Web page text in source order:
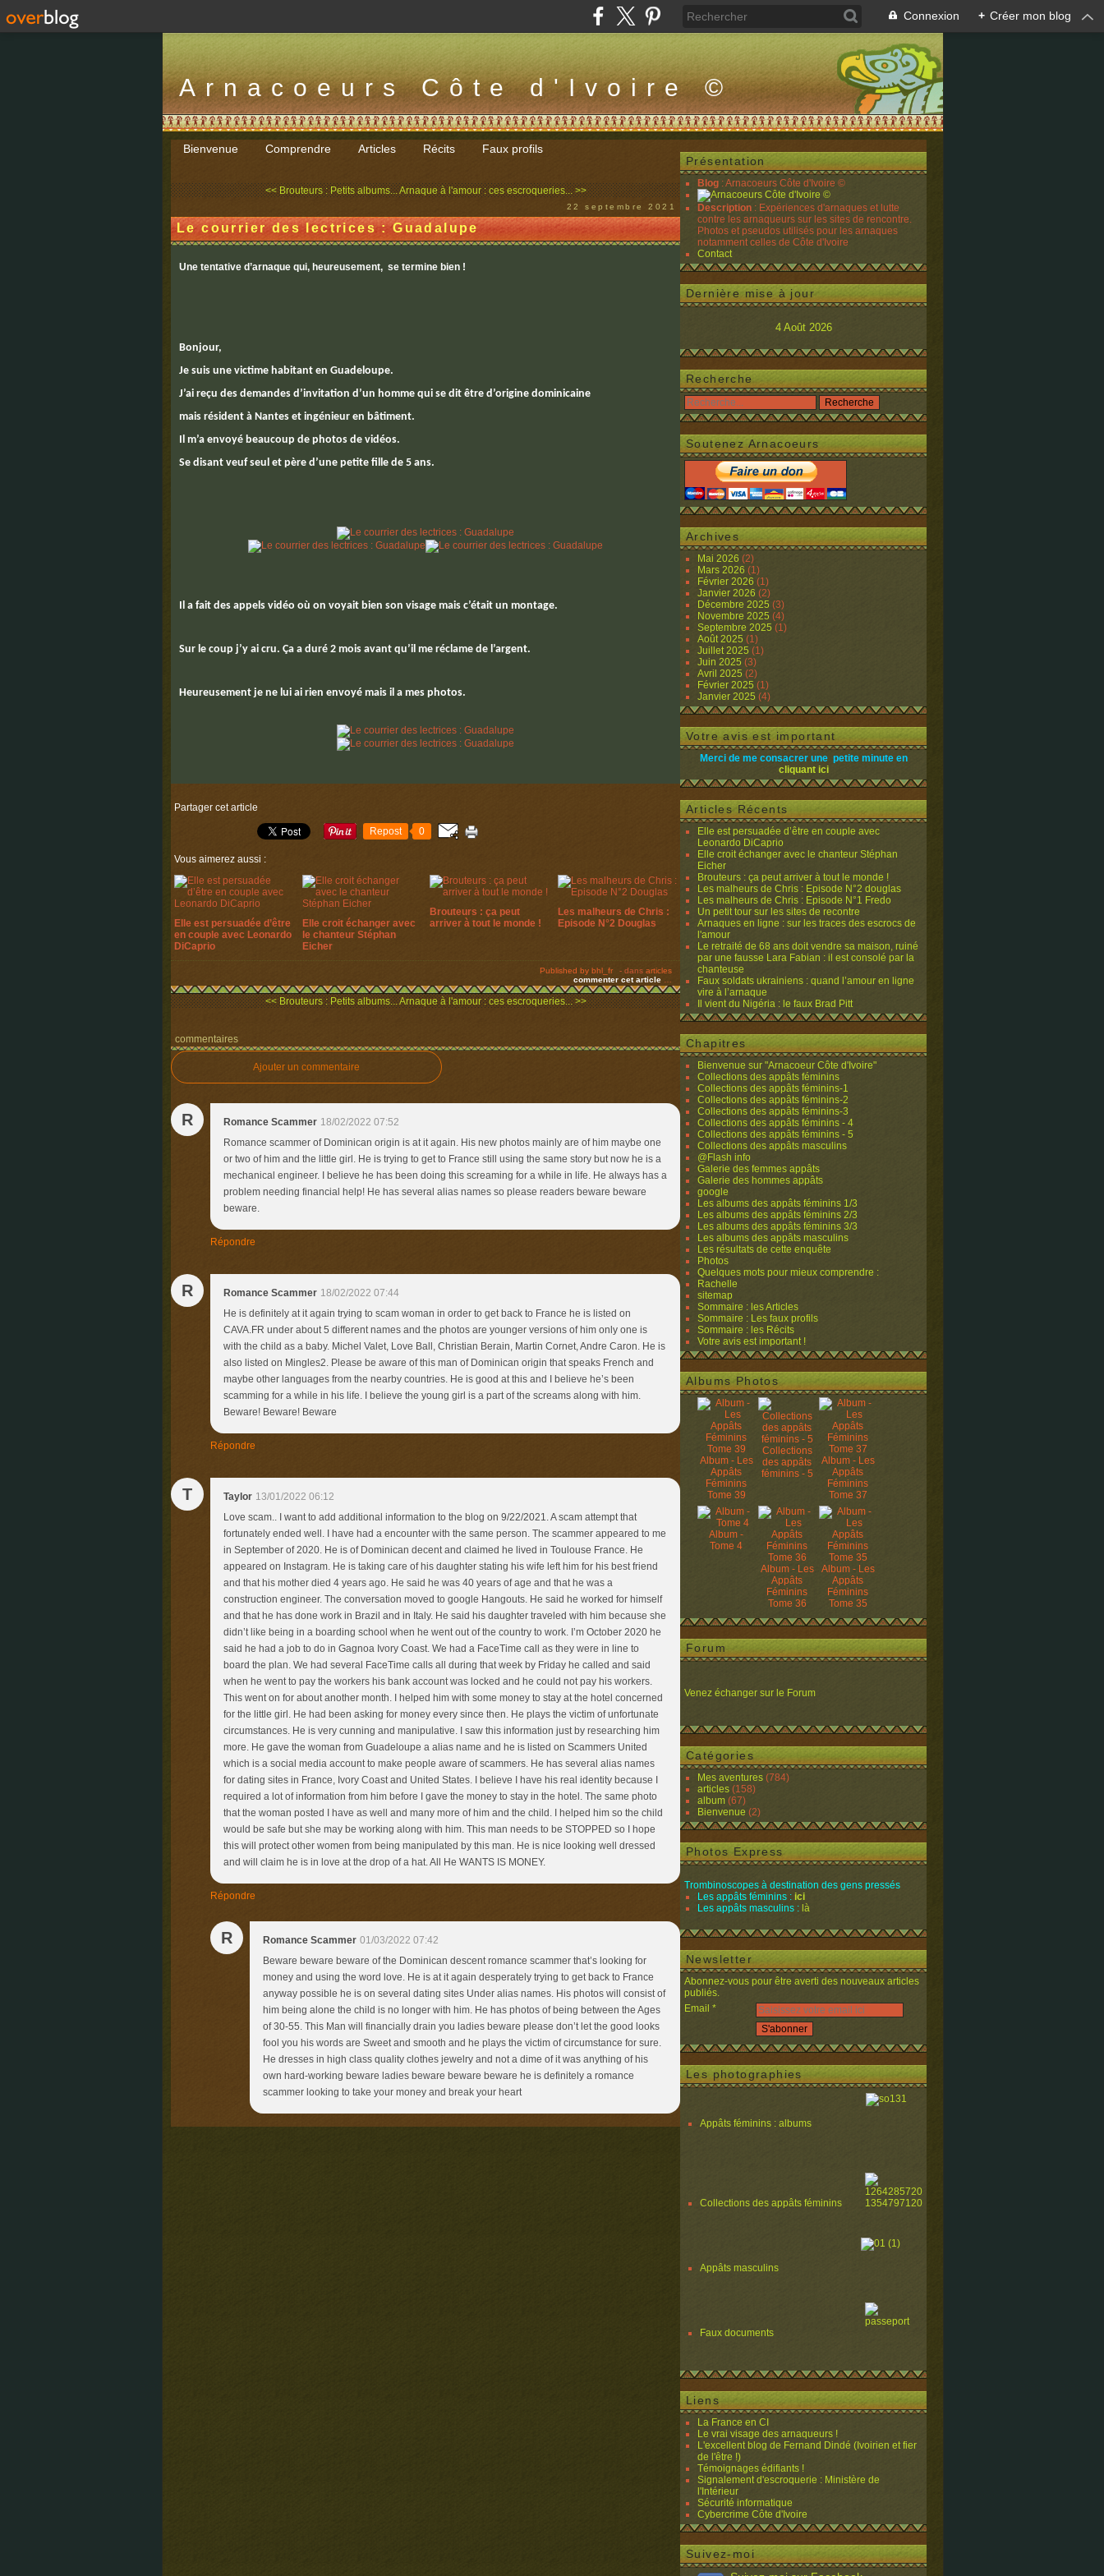
Connexion + Créer mon blog
Arnacoeurs Côte d'Ivoire ©
Bienvenue Comprendre Articles Récits Faux profils
<< Brouteurs : Petits albums...Arnaque à l'amour : ces escroqueries... >>
22 septembre 2021
Le courrier des lectrices : Guadalupe
Une tentative d’arnaque qui, heureusement, se termine bien !
Bonjour,
Je suis une victime habitant en Guadeloupe.
J’ai reçu des demandes d’invitation d’un homme qui se dit être d’origine dominicaine
mais résident à Nantes et ingénieur en bâtiment.
Il m’a envoyé beaucoup de photos de vidéos.
Se disant veuf seul et père d’une petite fille de 5 ans.
Il a fait des appels vidéo où on voyait bien son visage mais c’était un montage.
Sur le coup j’y ai cru. Ça a duré 2 mois avant qu’il me réclame de l’argent.
Heureusement je ne lui ai rien envoyé mais il a mes photos.
Partager cet article
Repost 0
Vous aimerez aussi :
Elle est persuadée d’être
en couple avec Leonardo
DiCaprio
Elle croit échanger avec
le chanteur Stéphan
Eicher
Brouteurs : ça peut
arriver à tout le monde !
Les malheurs de Chris :
Episode N°2 Douglas
Published by bhl_fr - dans articles
commenter cet article
<< Brouteurs : Petits albums...Arnaque à l'amour : ces escroqueries... >>
commentaires
Ajouter un commentaire
R Romance Scammer 18/02/2022 07:52
Romance scammer of Dominican origin is at it again. His new photos mainly are of him maybe one
or two of him and the little girl. He is trying to get to France still using the same story but now he is a
mechanical engineer. I believe he has been doing this screaming for a while in life. He always has a
problem needing financial help! He has several alias names so please readers beware beware
beware.
Répondre
R Romance Scammer 18/02/2022 07:44
He is definitely at it again trying to scam woman in order to get back to France he is listed on
CAVA.FR under about 5 different names and the photos are younger versions of him only one is
with the child as a baby. Michel Valet, Love Ball, Christian Berain, Martin Cornet, Andre Caron. He is
also listed on Mingles2. Please be aware of this man of Dominican origin that speaks French and
maybe other languages from the nearby countries. He is good at this and I believe he’s been
scamming for a while in his life. I believe the young girl is a part of the screams along with him.
Beware! Beware! Beware
Répondre
T Taylor 13/01/2022 06:12
Love scam.. I want to add additional information to the blog on 9/22/2021. A scam attempt that
fortunately ended well. I have had a encounter with the same person. The scammer appeared to me
in September of 2020. He is of Dominican decent and claimed he lived in Toulouse France. He
appeared on Instagram. He is taking care of his daughter stating his wife left him for his best friend
and that his mother died 4 years ago. He said he was 40 years of age and that he was a
construction engineer. The conversation moved to google Hangouts. He said he worked for himself
and that he has done work in Brazil and in Italy. He said his daughter traveled with him because she
didn’t like being in a boarding school when he went out of the country to work. I’m October 2020 he
said he had a job to do in Gagnoa Ivory Coast. We had a FaceTime call as they were in line to
board the plan. We had several FaceTime calls all during that week by Friday he called and said
when he went to pay the workers his bank account was locked and he could not pay his workers.
This went on for about another month. I helped him with some money to stay at the hotel concerned
for the little girl. He had been asking for money every since then. He plays the victim of unfortunate
circumstances. He is very cunning and manipulative. I saw this information just by researching him
more. He gave the woman from Guadeloupe a alias name and he is listed on Scammers United
which is a social media account to make people aware of scammers. He has several alias names
for dating sites in France, Ivory Coast and United States. I believe I have his real identity because I
required a lot of information from him before I gave the money to stay in the hotel. The same photo
that the woman posted I have as well and many more of him and the child. I helped him so the child
would be safe but she may be working along with him. This man needs to be STOPPED so I hope
this will protect other women from being manipulated by this man. He is nice looking well dressed
and will claim he is in love at the drop of a hat. All He WANTS IS MONEY.
Répondre
R Romance Scammer 01/03/2022 07:42
Beware beware beware of the Dominican descent romance scammer that’s looking for
money and using the word love. He is at it again desperately trying to get back to France
anyway possible he is on several dating sites Under alias names. His photos will consist of
him being alone the child is no longer with him. He has photos of being between the Ages
of 30-55. This Man will financially drain you ladies beware please don’t let the good looks
fool you his words are Sweet and smooth and he plays the victim of circumstance for sure.
He dresses in high class quality clothes jewelry and not a dime of it was anything of his
own hard-working beware ladies beware beware beware he is definitely a romance
scammer looking to take your money and break your heart
Présentation
Blog : Arnacoeurs Côte d'Ivoire ©
Description : Expériences d'arnaques et lutte
contre les arnaqueurs sur les sites de rencontre.
Photos et pseudos utilisés pour les arnaques
notamment celles de Côte d'Ivoire
Contact
Dernière mise à jour
4 Août 2026
Recherche
Soutenez Arnacoeurs
Archives
Mai 2026 (2)
Mars 2026 (1)
Février 2026 (1)
Janvier 2026 (2)
Décembre 2025 (3)
Novembre 2025 (4)
Septembre 2025 (1)
Août 2025 (1)
Juillet 2025 (1)
Juin 2025 (3)
Avril 2025 (2)
Février 2025 (1)
Janvier 2025 (4)
Votre avis est important
Merci de me consacrer une petite minute en
cliquant ici
Articles Récents
Elle est persuadée d’être en couple avec
Leonardo DiCaprio
Elle croit échanger avec le chanteur Stéphan
Eicher
Brouteurs : ça peut arriver à tout le monde !
Les malheurs de Chris : Episode N°2 douglas
Les malheurs de Chris : Episode N°1 Fredo
Un petit tour sur les sites de recontre
Arnaques en ligne : sur les traces des escrocs de
l'amour
Le retraité de 68 ans doit vendre sa maison, ruiné
par une fausse Lara Fabian : il est consolé par la
chanteuse
Faux soldats ukrainiens : quand l’amour en ligne
vire à l’arnaque
Il vient du Nigéria : le faux Brad Pitt
Chapitres
Bienvenue sur "Arnacoeur Côte d'Ivoire"
Collections des appâts féminins
Collections des appâts féminins-1
Collections des appâts féminins-2
Collections des appâts féminins-3
Collections des appâts féminins - 4
Collections des appâts féminins - 5
Collections des appâts masculins
@Flash info
Galerie des femmes appâts
Galerie des hommes appâts
google
Les albums des appâts féminins 1/3
Les albums des appâts féminins 2/3
Les albums des appâts féminins 3/3
Les albums des appâts masculins
Les résultats de cette enquête
Photos
Quelques mots pour mieux comprendre :
Rachelle
sitemap
Sommaire : les Articles
Sommaire : Les faux profils
Sommaire : les Récits
Votre avis est important !
Albums Photos
Album - Les
Appâts
Féminins
Tome 39
Collections
des appâts
féminins - 5
Album - Les
Appâts
Féminins
Tome 37
Album -
Tome 4
Album - Les
Appâts
Féminins
Tome 36
Album - Les
Appâts
Féminins
Tome 35
Forum
Venez échanger sur le Forum
Catégories
Mes aventures (784)
articles (158)
album (67)
Bienvenue (2)
Photos Express
Trombinoscopes à destination des gens pressés
Les appâts féminins : ici
Les appâts masculins : là
Newsletter
Abonnez-vous pour être averti des nouveaux articles
publiés.
Email
Les photographies
Appâts féminins : albums
Collections des appâts féminins
Appâts masculins
Faux documents
Liens
La France en CI
Le vrai visage des arnaqueurs !
L'excellent blog de Fernand Dindé (Ivoirien et fier
de l'être !)
Témoignages édifiants !
Signalement d'escroquerie : Ministère de
l'Intérieur
Sécurité informatique
Cybercrime Côte d'Ivoire
Suivez-moi